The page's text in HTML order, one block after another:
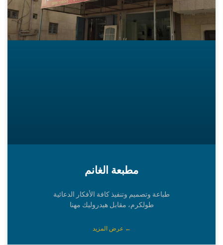
مطبعة الغانم
طباعة وتصميم وتنفيذ كافة الأفكار الدعائية
طولكرم، مقابل هيدروليك مهنا
← عرض المزيد